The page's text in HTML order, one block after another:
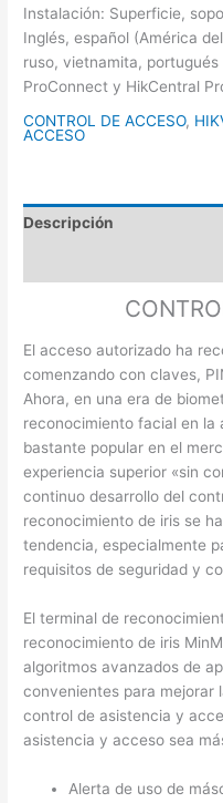
Instalación: Superficie,
Inglés, español (América
ruso, vietnamita,
ProConnect y HikCentral
CONTROL DE ACCESO,
ACCESO
Descripción
El acceso autorizado ha
comenzando con claves,
Ahora, en una era de
reconocimiento facial en la
bastante popular en el
experiencia superior «sin
continuo desarrollo del
reconocimiento de iris se
tendencia, especialmente
requisitos de seguridad y
El terminal de
reconocimiento de iris
algoritmos avanzados de
convenientes para mejorar
control de asistencia y
asistencia y acceso sea
Alerta de uso de